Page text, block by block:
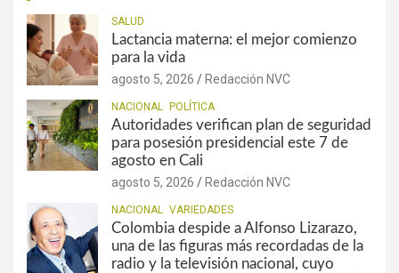
SALUD
Lactancia materna: el mejor comienzo
para la vida
agosto 5, 2026 Redacción NVC
NACIONAL POLÍTICA
Autoridades verifican plan de seguridad
para posesión presidencial este 7 de
agosto en Cali
agosto 5, 2026 Redacción NVC
NACIONAL VARIEDADES
Colombia despide a Alfonso Lizarazo,
una de las figuras más recordadas de la
radio y la televisión nacional, cuyo